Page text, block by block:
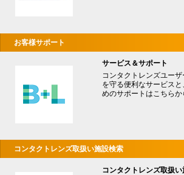
お客様サポート
サービス＆サポート
コンタクトレンズユー
を守る便利なサービス
めのサポートはこちらか
コンタクトレンズ取扱い施設検索
コンタクトレンズ取扱